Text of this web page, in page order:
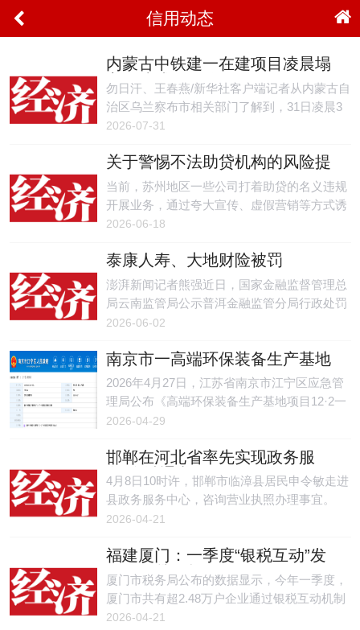
信用动态
内蒙古中铁建一在建项目凌晨塌
方，造成4死6伤
勿日汗、王春燕/新华社客户端记者从内蒙古自
治区乌兰察布市相关部门了解到，31日凌晨3
时50分许，中铁建乌兰察布市卓资县压缩空气
事故造成4人死亡、6人受伤。
2026-07-31
关于警惕不法助贷机构的风险提
示
当前，苏州地区一些公司打着助贷的名义违规
开展业务，通过夸大宣传、虚假营销等方式诱
导消费者办理贷款，高额度、低利率等诱人条
泄露等风险，而且消费者可能会被诱导实施诈
骗等犯罪行为。
2026-06-18
泰康人寿、大地财险被罚
澎湃新闻记者熊强近日，国家金融监督管理总
局云南监管局公示普洱金融监管分局行政处罚
信息，泰康人寿、大地财险两家普洱中心支公
任人累计罚没金额81万元。
2026-06-02
南京市一高端环保装备生产基地
发生高处坠落事故
2026年4月27日，江苏省南京市江宁区应急管
理局公布《高端环保装备生产基地项目12·2一
般高处坠落事故调查报告》。
2026-04-29
邯郸在河北省率先实现政务服
务“全域通办”
4月8日10时许，邯郸市临漳县居民申令敏走进
县政务服务中心，咨询营业执照办理事宜。
2026-04-21
福建厦门：一季度“银税互动”发
放信用贷款超百亿元
厦门市税务局公布的数据显示，今年一季度，
厦门市共有超2.48万户企业通过银税互动机制
获得信用贷款106.05亿元，纳税信用成功转化
2026-04-21